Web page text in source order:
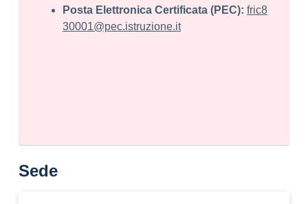
Posta Elettronica Certificata (PEC): fric8
30001@pec.istruzione.it
Sede